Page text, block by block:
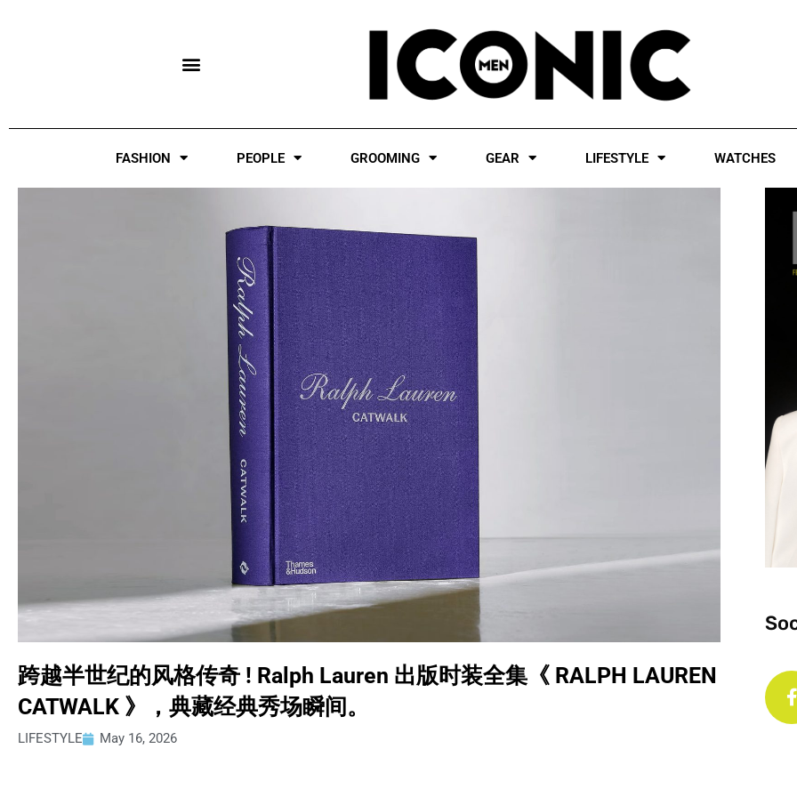
FASHION PEOPLE GROOMING GEAR LIFESTYLE WATCHES
跨越半世纪的风格传奇 ! Ralph Lauren 出版时装全集《 RALPH LAUREN
CATWALK 》，典藏经典秀场瞬间。
LIFESTYLE May 16, 2026
c